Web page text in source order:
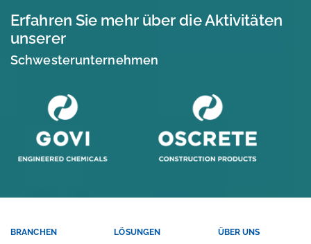
Erfahren Sie mehr über die Aktivitäten
unserer
Schwesterunternehmen
BRANCHEN LÖSUNGEN ÜBER UNS